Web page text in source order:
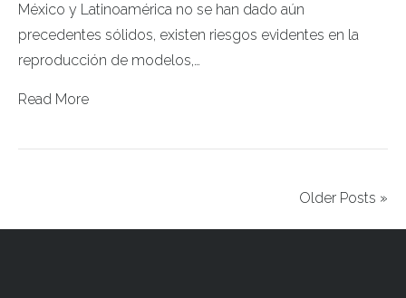
México y Latinoamérica no se han dado aún
precedentes sólidos, existen riesgos evidentes en la
reproducción de modelos,…
Read More
Older Posts »